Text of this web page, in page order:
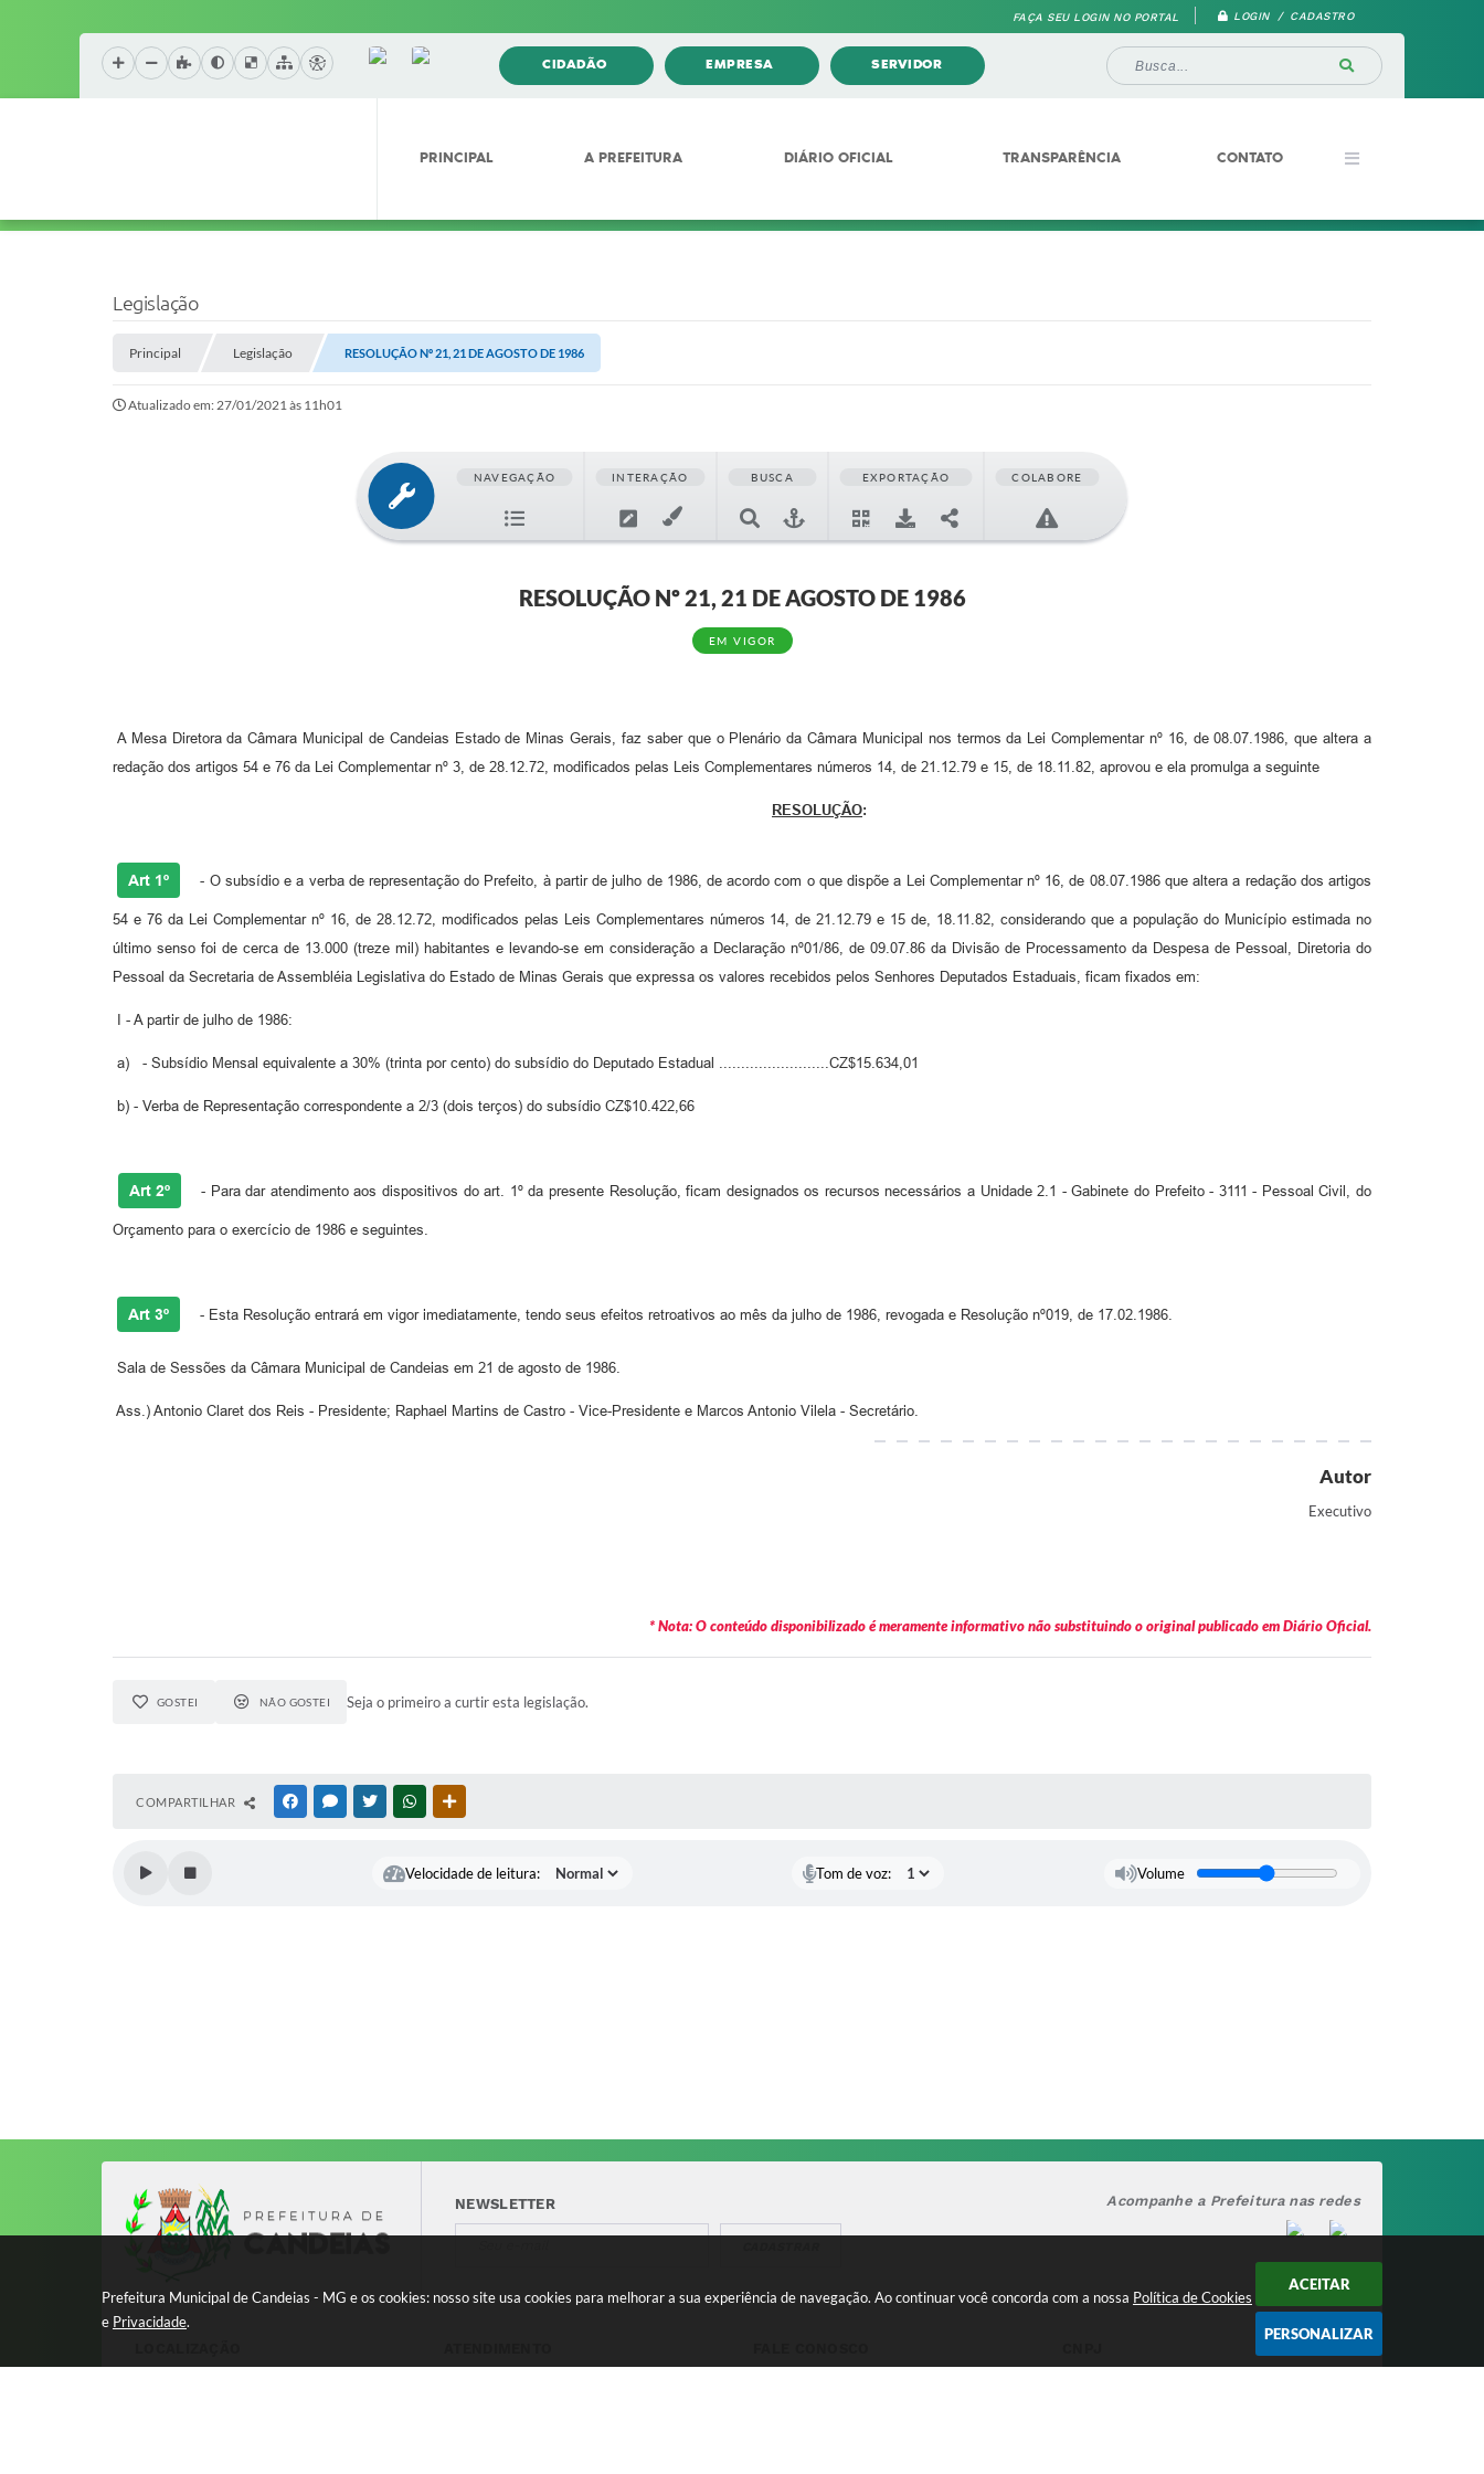
Prefeitura Municipal de Candeias - MG e os cookies: nosso site usa cookies para melhorar a sua experiência de navegação. Ao continuar você concorda com a nossa Política de Cookies
e Privacidade.
ACEITAR
PERSONALIZAR
FAÇA SEU LOGIN NO PORTAL LOGIN / CADASTRO
CIDADÃO EMPRESA SERVIDOR
PRINCIPAL A PREFEITURA DIÁRIO OFICIAL TRANSPARÊNCIA CONTATO
Legislação
Principal Legislação RESOLUÇÃO Nº 21, 21 DE AGOSTO DE 1986
Atualizado em: 27/01/2021 às 11h01
NAVEGAÇÃO INTERAÇÃO BUSCA EXPORTAÇÃO COLABORE
RESOLUÇÃO Nº 21, 21 DE AGOSTO DE 1986
EM VIGOR
A Mesa Diretora da Câmara Municipal de Candeias Estado de Minas Gerais, faz saber que o Plenário da Câmara Municipal nos termos da Lei Complementar nº 16, de 08.07.1986, que altera a
redação dos artigos 54 e 76 da Lei Complementar nº 3, de 28.12.72, modificados pelas Leis Complementares números 14, de 21.12.79 e 15, de 18.11.82, aprovou e ela promulga a seguinte
RESOLUÇÃO:
Art 1º - O subsídio e a verba de representação do Prefeito, à partir de julho de 1986, de acordo com o que dispõe a Lei Complementar nº 16, de 08.07.1986 que altera a redação dos artigos
54 e 76 da Lei Complementar nº 16, de 28.12.72, modificados pelas Leis Complementares números 14, de 21.12.79 e 15 de, 18.11.82, considerando que a população do Município estimada no
último senso foi de cerca de 13.000 (treze mil) habitantes e levando-se em consideração a Declaração nº01/86, de 09.07.86 da Divisão de Processamento da Despesa de Pessoal, Diretoria do
Pessoal da Secretaria de Assembléia Legislativa do Estado de Minas Gerais que expressa os valores recebidos pelos Senhores Deputados Estaduais, ficam fixados em:
I - A partir de julho de 1986:
a) - Subsídio Mensal equivalente a 30% (trinta por cento) do subsídio do Deputado Estadual .........................CZ$15.634,01
b) - Verba de Representação correspondente a 2/3 (dois terços) do subsídio CZ$10.422,66
Art 2º - Para dar atendimento aos dispositivos do art. 1º da presente Resolução, ficam designados os recursos necessários a Unidade 2.1 - Gabinete do Prefeito - 3111 - Pessoal Civil, do
Orçamento para o exercício de 1986 e seguintes.
Art 3º - Esta Resolução entrará em vigor imediatamente, tendo seus efeitos retroativos ao mês da julho de 1986, revogada e Resolução nº019, de 17.02.1986.
Sala de Sessões da Câmara Municipal de Candeias em 21 de agosto de 1986.
Ass.) Antonio Claret dos Reis - Presidente; Raphael Martins de Castro - Vice-Presidente e Marcos Antonio Vilela - Secretário.
Autor
Executivo
* Nota: O conteúdo disponibilizado é meramente informativo não substituindo o original publicado em Diário Oficial.
GOSTEI NÃO GOSTEI Seja o primeiro a curtir esta legislação.
COMPARTILHAR FACEBOOKMESSENGER
TWITTERWHATSAPP
Velocidade de leitura: Tom de voz: Volume
NEWSLETTER Acompanhe a Prefeitura nas redes
Avenida 17 de Dezembro, nº 240
Segunda-feira a Quinta 08:00 às
Telefone para contato: 17.888.090/0001-00